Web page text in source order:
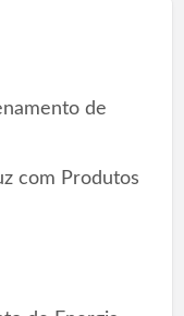
de
com Produtos